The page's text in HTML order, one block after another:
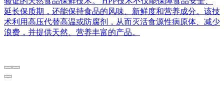
延长保质期，还能保持食品的风味、新鲜度和营养成分。该技
术利用高压代替高温或防腐剂，从而灭活食源性病原体、减少
浪费，并提供天然、营养丰富的产品。